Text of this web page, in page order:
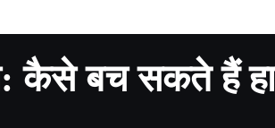
कैसे बच सकते हैं